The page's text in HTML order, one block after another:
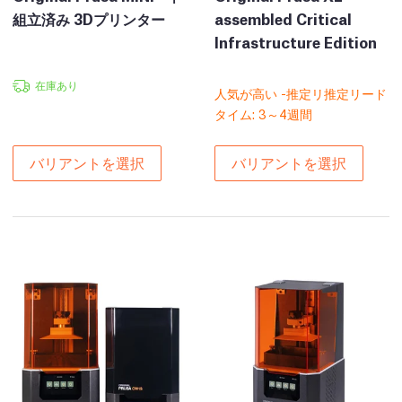
組立済み 3Dプリンター
在庫あり
バリアントを選択
assembled Critical
Infrastructure Edition
人気が高い -推定リ推定リード
タイム: 3～4週間
バリアントを選択